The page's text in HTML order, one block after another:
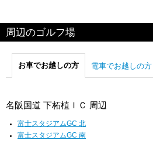
周辺のゴルフ場
お車でお越しの方 電車でお越しの方
名阪国道 下柘植ＩＣ 周辺
富士スタジアムGC 北
富士スタジアムGC 南